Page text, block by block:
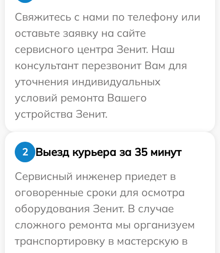
Свяжитесь с нами по телефону или
оставьте заявку на сайте
сервисного центра Зенит. Наш
консультант перезвонит Вам для
уточнения индивидуальных
условий ремонта Вашего
устройства Зенит.
2
Выезд курьера за 35 минут
Сервисный инженер приедет в
оговоренные сроки для осмотра
оборудования Зенит. В случае
сложного ремонта мы организуем
транспортировку в мастерскую в